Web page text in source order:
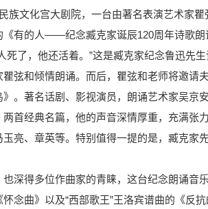
族文化宫大剧院，一台由著名表演艺术家瞿
有的人——纪念臧克家诞辰120周年诗歌朗
死了，他还活着。”这是臧克家纪念鲁迅先
弦和倾情朗诵。而后，瞿弦和老师将邀请
。著名话剧、影视演员，朗诵艺术家吴京
两首经典名篇，他的声音深情厚重，充满张
亮、章英等。特别值得一提的是，臧克家
深得多位作曲家的青睐，这台纪念朗诵音
念曲》以及“西部歌王”王洛宾谱曲的《反